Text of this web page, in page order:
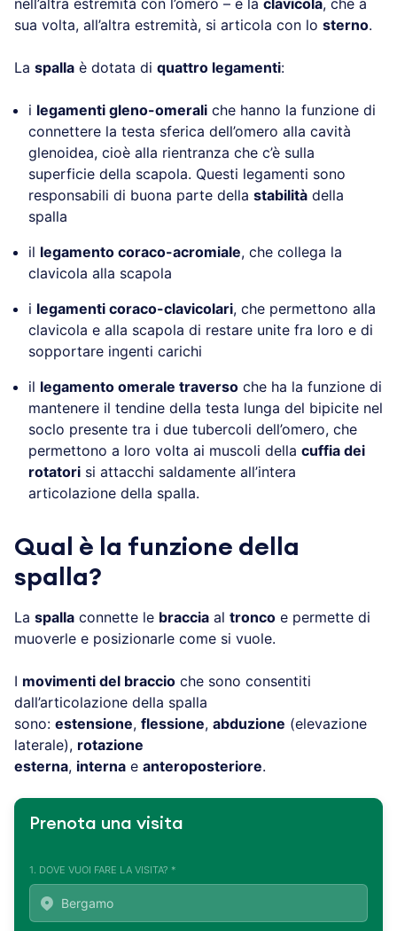
sua volta, all’altra estremità, si articola con lo sterno.
La spalla è dotata di quattro legamenti:
i legamenti gleno-omerali che hanno la funzione di
connettere la testa sferica dell’omero alla cavità
glenoidea, cioè alla rientranza che c’è sulla
superficie della scapola. Questi legamenti sono
responsabili di buona parte della stabilità della
spalla
il legamento coraco-acromiale, che collega la
clavicola alla scapola
i legamenti coraco-clavicolari, che permettono alla
clavicola e alla scapola di restare unite fra loro e di
sopportare ingenti carichi
il legamento omerale traverso che ha la funzione di
mantenere il tendine della testa lunga del bipicite nel
soclo presente tra i due tubercoli dell’omero, che
permettono a loro volta ai muscoli della cuffia dei
rotatori si attacchi saldamente all’intera
articolazione della spalla.
Qual è la funzione della
spalla?
La spalla connette le braccia al tronco e permette di
muoverle e posizionarle come si vuole.
I movimenti del braccio che sono consentiti
dall’articolazione della spalla
sono: estensione, flessione, abduzione (elevazione
laterale), rotazione
esterna, interna e anteroposteriore.
Prenota una visita
1. DOVE VUOI FARE LA VISITA? *